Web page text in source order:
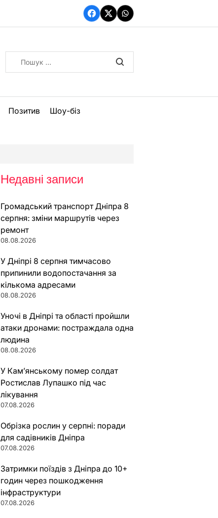
Facebook
TwitterWhatsApp
Позитив Шоу-біз
Недавні записи
Громадський транспорт Дніпра 8
серпня: зміни маршрутів через
ремонт
08.08.2026
У Дніпрі 8 серпня тимчасово
припинили водопостачання за
кількома адресами
08.08.2026
Уночі в Дніпрі та області пройшли
атаки дронами: постраждала одна
людина
08.08.2026
У Кам’янському помер солдат
Ростислав Лупашко під час
лікування
07.08.2026
Обрізка рослин у серпні: поради
для садівників Дніпра
07.08.2026
Затримки поїздів з Дніпра до 10+
годин через пошкодження
інфраструктури
07.08.2026